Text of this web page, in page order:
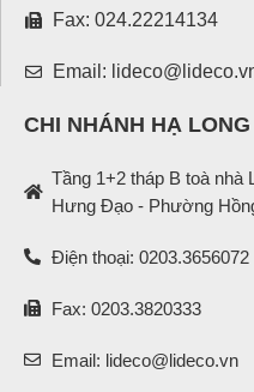
Fax: 024.22214134
Email:
CHI NHÁNH HẠ LONG
Tầng 1+2 tháp B toà
Hưng Đạo - Phường
Điện thoại: 0203.3656072
Fax: 0203.3820333
Email: lideco@lideco.vn